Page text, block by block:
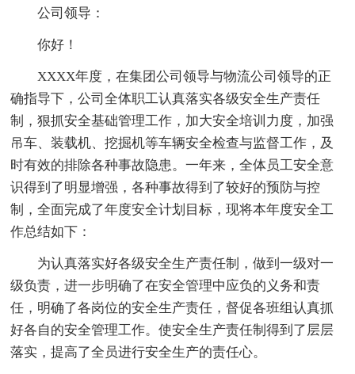
公司领导：
你好！
XXXX年度，在集团公司领导与物流公司领导的正
确指导下，公司全体职工认真落实各级安全生产责任
制，狠抓安全基础管理工作，加大安全培训力度，加强
吊车、装载机、挖掘机等车辆安全检查与监督工作，及
时有效的排除各种事故隐患。一年来，全体员工安全意
识得到了明显增强，各种事故得到了较好的预防与控
制，全面完成了年度安全计划目标，现将本年度安全工
作总结如下：
为认真落实好各级安全生产责任制，做到一级对一
级负责，进一步明确了在安全管理中应负的义务和责
任，明确了各岗位的安全生产责任，督促各班组认真抓
好各自的安全管理工作。使安全生产责任制得到了层层
落实，提高了全员进行安全生产的责任心。